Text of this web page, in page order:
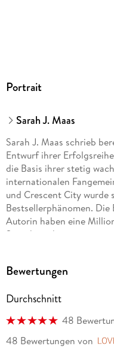
GTIN
Portrait
Sarah J. Maas
Sarah J. Maas schrieb
Entwurf ihrer
die Basis ihrer stetig
internationalen
und Crescent City wurde
Bestsellerphänomen.
Autorin haben eine
Sprachen übersetzt.
Bewertungen
Durchschnitt
48
48 Bewertungen von